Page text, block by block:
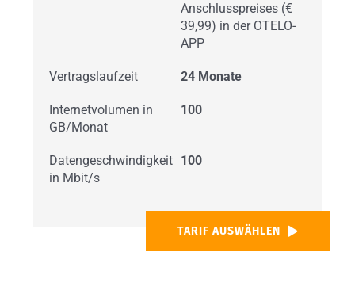
Anschlusspreises (€
39,99) in der OTELO-
APP
Vertragslaufzeit 24 Monate
Internetvolumen in
GB/Monat
100
Datengeschwindigkeit
in Mbit/s
100
TARIF AUSWÄHLEN